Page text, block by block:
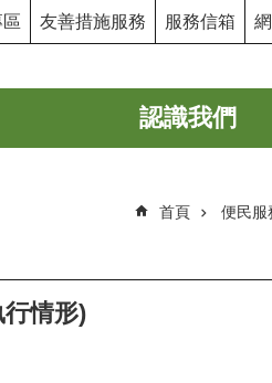
友善措施服務 服務信箱
認識我們
首頁 便民服
情形)